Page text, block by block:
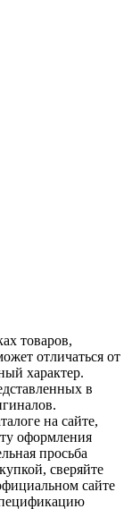
товаров,
отличаться от
характер.
в
на сайте,
оформления
просьба
сверяйте
сайте